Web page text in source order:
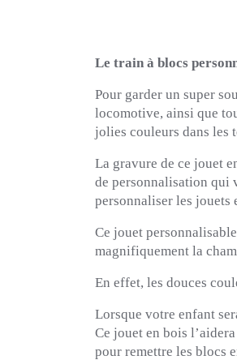
Le train à blocs
Pour garder un super
locomotive, ainsi que
jolies couleurs dans les
La gravure de ce jouet
de personnalisation qui
personnaliser les jouets
Ce jouet
magnifiquement la
En effet, les douces
Lorsque votre enfant
Ce jouet en bois
pour remettre les blocs